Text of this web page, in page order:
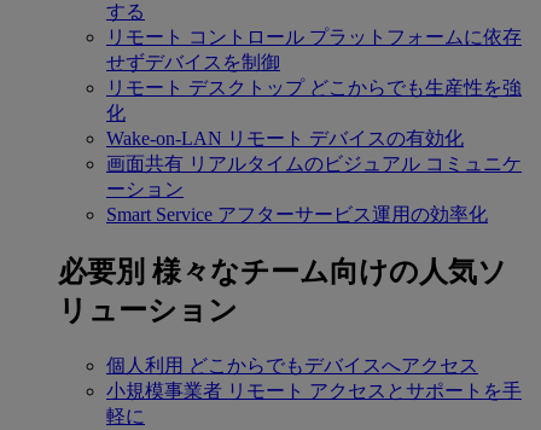
する
リモート コントロール プラットフォームに依存
せずデバイスを制御
リモート デスクトップ どこからでも生産性を強
化
Wake-on-LAN リモート デバイスの有効化
画面共有 リアルタイムのビジュアル コミュニケ
ーション
Smart Service アフターサービス運用の効率化
必要別 様々なチーム向けの人気ソ
リューション
個人利用 どこからでもデバイスへアクセス
小規模事業者 リモート アクセスとサポートを手
軽に